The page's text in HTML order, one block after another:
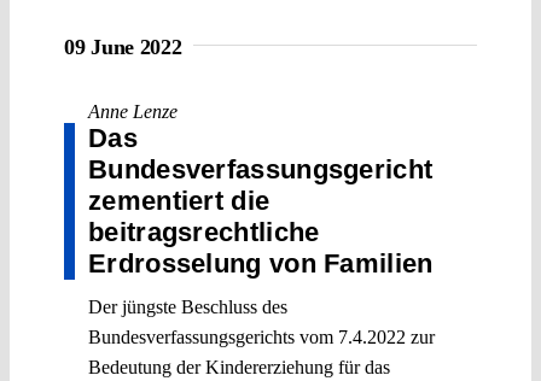
09 June 2022
Anne Lenze
Das
Bundesverfassungsgericht
zementiert die
beitragsrechtliche
Erdrosselung von Familien
Der jüngste Beschluss des
Bundesverfassungsgerichts vom 7.4.2022 zur
Bedeutung der Kindererziehung für das